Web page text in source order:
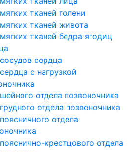
тканей голени
тканей живота
тканей бедра ягодиц
сердца
с нагрузкой
отдела позвоночника
отдела позвоночника
отдела
крестцового отдела